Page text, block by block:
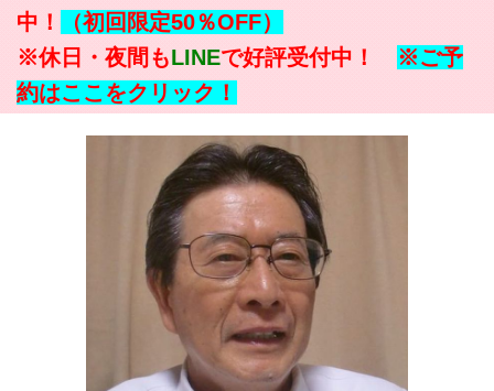
中！
（初回限定50％OFF）
※休日・夜間もLINEで好評受付中！ ※ご予
約はここをクリック！